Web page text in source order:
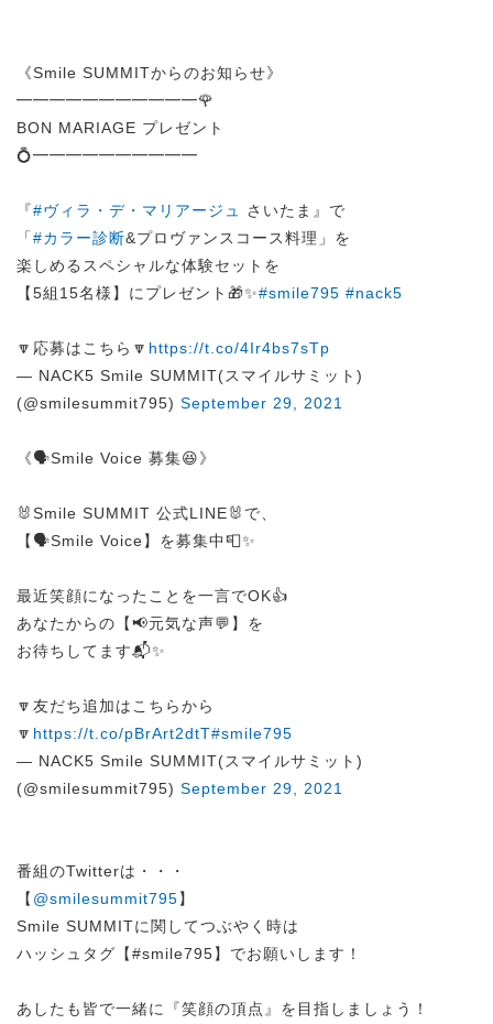
《Smile SUMMITからのお知らせ》
━━━━━━━━━━━🌹
BON MARIAGE プレゼント
💍━━━━━━━━━━
『#ヴィラ・デ・マリアージュ
さいたま』で
「#カラー診断&プロヴァンスコース料理」を
楽しめるスペシャルな体験セットを
【5組15名様】にプレゼント🎁✨#smile795 #nack5
🔽応募はこちら🔽 https://t.co/4Ir4bs7sTp
— NACK5 Smile SUMMIT(スマイルサミット)
(@smilesummit795) September 29, 2021
《🗣️Smile Voice 募集😆》
🐰Smile SUMMIT 公式LINE🐰で、
【🗣️Smile Voice】を募集中📮✨
最近笑顔になったことを一言でOK👍
あなたからの【📢元気な声💬】を
お待ちしてます📬✨
🔽友だち追加はこちらから
🔽 https://t.co/pBrArt2dtT#smile795
— NACK5 Smile SUMMIT(スマイルサミット)
(@smilesummit795) September 29, 2021
番組のTwitterは・・・
【 @smilesummit795】
Smile SUMMITに関してつぶやく時は
ハッシュタグ【#smile795】でお願いします！
あしたも皆で一緒に『笑顔の頂点』を目指しましょう！